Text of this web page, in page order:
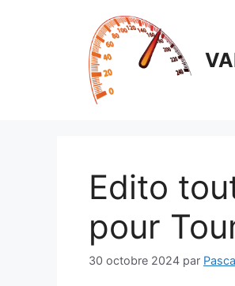
Edito
pour
30 octobre 2024 par